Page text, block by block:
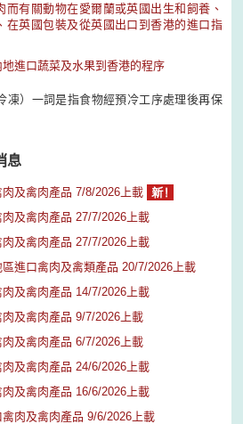
而有關動物在愛爾蘭或英國出生和飼養、
在英國包裝及從英國出口到香港的進口指
進口蔬菜及水果到香港的程序
凍）一詞是指食物經預冷工序處理後再保
息
及禽肉產品 7/8/2026上載
及禽肉產品 27/7/2026上載
及禽肉產品 27/7/2026上載
進口禽肉及禽類產品 20/7/2026上載
及禽肉產品 14/7/2026上載
及禽肉產品 9/7/2026上載
及禽肉產品 6/7/2026上載
及禽肉產品 24/6/2026上載
及禽肉產品 16/6/2026上載
肉及禽肉產品 9/6/2026上載